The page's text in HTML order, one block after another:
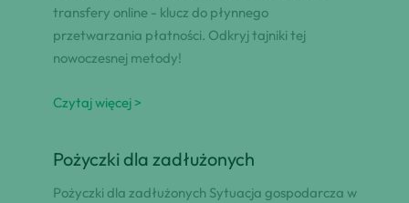
transfery online - klucz do płynnego
przetwarzania płatności. Odkryj tajniki tej
nowoczesnej metody!
Czytaj więcej >
Pożyczki dla zadłużonych
Pożyczki dla zadłużonych Sytuacja gospodarcza w